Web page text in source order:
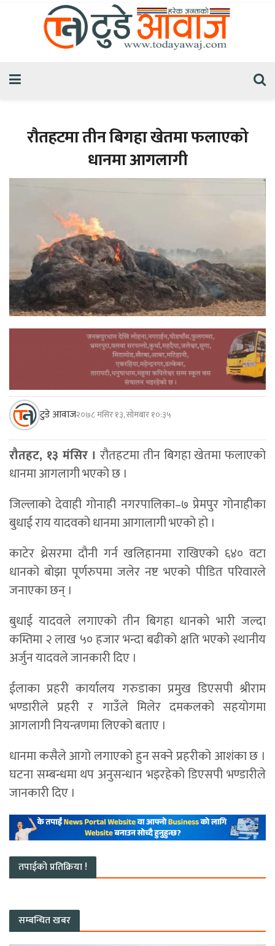
रौतहटमा तीन बिगहा खेतमा फलाएको
धानमा आगलागी
टुडे आवाज२०७८ मंसिर १३, सोमबार १०:३५
रौतहट, १३ मंसिर । रौतहटमा तीन बिगहा खेतमा फलाएको
धानमा आगलागी भएको छ ।
जिल्लाको देवाही गोनाही नगरपालिका–७ प्रेमपुर गोनाहीका
बुधाई राय यादवको धानमा आगालागी भएको हो ।
काटेर थ्रेसरमा दौनी गर्न खलिहानमा राखिएको ६४० वटा
धानको बोझा पूर्णरुपमा जलेर नष्ट भएको पीडित परिवारले
जनाएका छन् ।
बुधाई यादवले लगाएको तीन बिगहा धानको भारी जल्दा
कम्तिमा २ लाख ५० हजार भन्दा बढीको क्षति भएको स्थानीय
अर्जुन यादवले जानकारी दिए ।
ईलाका प्रहरी कार्यालय गरुडाका प्रमुख डिएसपी श्रीराम
भण्डारीले प्रहरी र गाउँले मिलेर दमकलको सहयोगमा
आगलागी नियन्त्रणमा लिएको बताए ।
धानमा कसैले आगो लगाएको हुन सक्ने प्रहरीको आशंका छ ।
घटना सम्बन्धमा थप अनुसन्धान भइरहेको डिएसपी भण्डारीले
जानकारी दिए ।
तपाईको प्रतिक्रिया !
सम्बन्धित खबर